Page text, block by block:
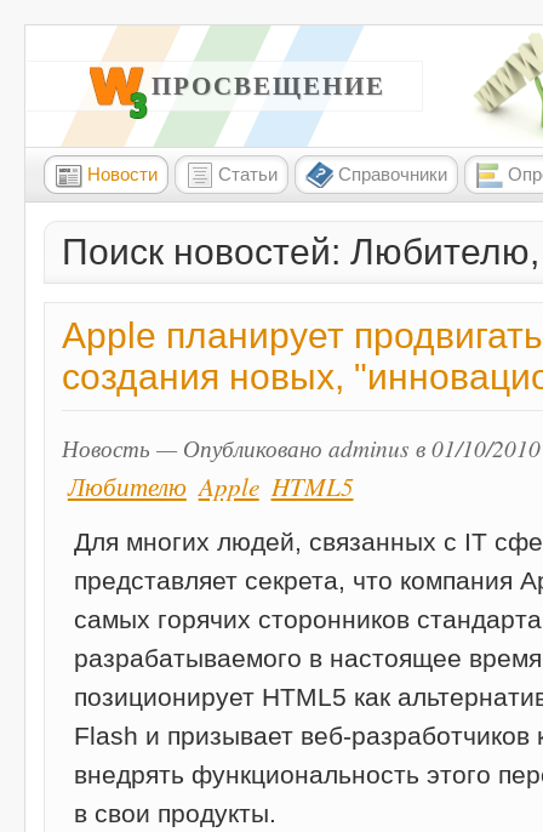
W3 ПРОСВЕЩЕНИЕ
Новости Статьи Справочники
Поиск новостей:
Apple планирует
создания новых,
Новость — Опубликовано adminus в 01/10/
Любителю Apple HTML5
Для многих людей, связанных с IT
представляет секрета, что компания
самых горячих сторонников
разрабатываемого в настоящее
позиционирует HTML5 как
Flash и призывает веб-разработчиков
внедрять функциональность этого
в свои продукты.